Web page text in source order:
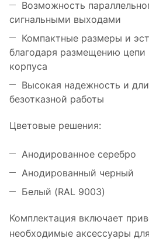
Возможность
сигнальными выходами
Компактные размеры и
благодаря размещению цепи
корпуса
Высокая надежность и
безотказной работы
Цветовые решения:
Анодированное серебро
Анодированный черный
Белый (RAL 9003)
Комплектация включает
необходимые аксессуары